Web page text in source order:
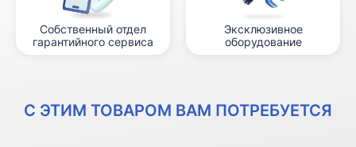
Собственный отдел
гарантийного сервиса
Эксклюзивное
оборудование
С ЭТИМ ТОВАРОМ ВАМ ПОТРЕБУЕТСЯ